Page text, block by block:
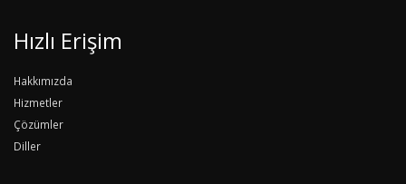
Hızlı Erişim
Hakkımızda
Hizmetler
Çözümler
Diller